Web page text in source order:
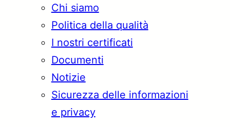
Chi siamo
Politica della qualità
I nostri certificati
Documenti
Notizie
Sicurezza delle informazioni
e privacy